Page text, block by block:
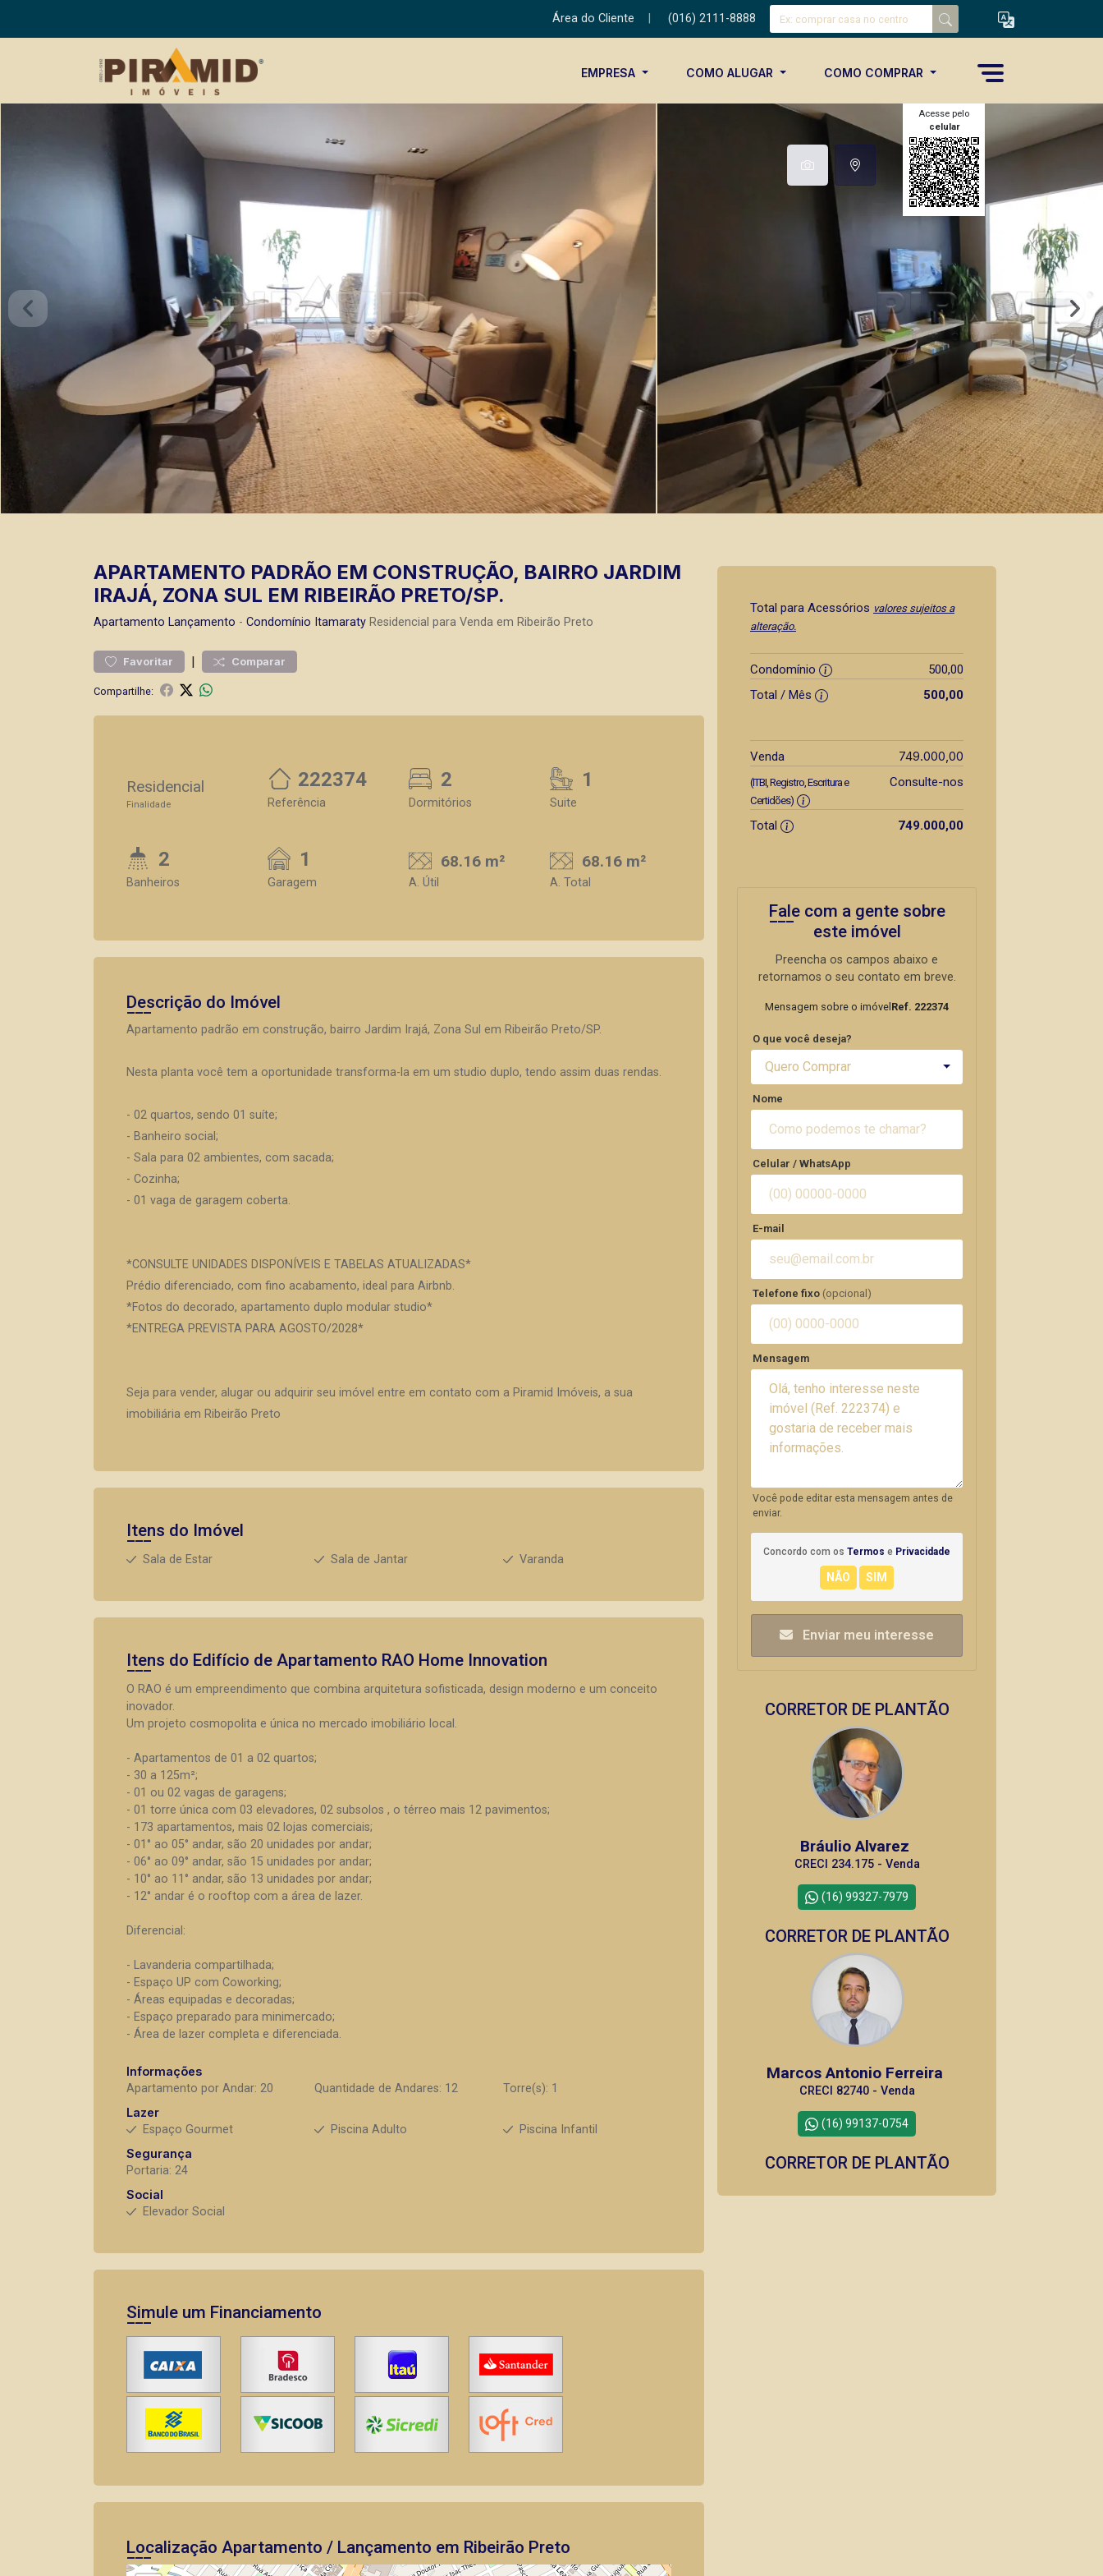
Área do Cliente (016) 2111-8888
EMPRESA COMO ALUGAR COMO COMPRAR
Acesse pelo
celular
APARTAMENTO PADRÃO EM CONSTRUÇÃO, BAIRRO JARDIM
IRAJÁ, ZONA SUL EM RIBEIRÃO PRETO/SP.
Apartamento Lançamento - Condomínio Itamaraty Residencial para Venda em Ribeirão Preto
Favoritar | Comparar
Compartilhe:
Residencial
Finalidade
222374
Referência
2
Dormitórios
1
Suite
2
Banheiros
1
Garagem
68.16 m²
A. Útil
68.16 m²
A. Total
Descrição do Imóvel
Apartamento padrão em construção, bairro Jardim Irajá, Zona Sul em Ribeirão Preto/SP.
Nesta planta você tem a oportunidade transforma-la em um studio duplo, tendo assim duas rendas.
- 02 quartos, sendo 01 suíte;
- Banheiro social;
- Sala para 02 ambientes, com sacada;
- Cozinha;
- 01 vaga de garagem coberta.
*CONSULTE UNIDADES DISPONÍVEIS E TABELAS ATUALIZADAS*
Prédio diferenciado, com fino acabamento, ideal para Airbnb.
*Fotos do decorado, apartamento duplo modular studio*
*ENTREGA PREVISTA PARA AGOSTO/2028*
Seja para vender, alugar ou adquirir seu imóvel entre em contato com a Piramid Imóveis, a sua
imobiliária em Ribeirão Preto
Itens do Imóvel
Sala de Estar Sala de Jantar Varanda
Itens do Edifício de Apartamento RAO Home Innovation
O RAO é um empreendimento que combina arquitetura sofisticada, design moderno e um conceito
inovador.
Um projeto cosmopolita e única no mercado imobiliário local.
- Apartamentos de 01 a 02 quartos;
- 30 a 125m²;
- 01 ou 02 vagas de garagens;
- 01 torre única com 03 elevadores, 02 subsolos , o térreo mais 12 pavimentos;
- 173 apartamentos, mais 02 lojas comerciais;
- 01° ao 05° andar, são 20 unidades por andar;
- 06° ao 09° andar, são 15 unidades por andar;
- 10° ao 11° andar, são 13 unidades por andar;
- 12° andar é o rooftop com a área de lazer.
Diferencial:
- Lavanderia compartilhada;
- Espaço UP com Coworking;
- Áreas equipadas e decoradas;
- Espaço preparado para minimercado;
- Área de lazer completa e diferenciada.
Informações
Apartamento por Andar: 20
Quantidade de Andares: 12
Torre(s): 1
Lazer
Espaço Gourmet
Piscina Adulto
Piscina Infantil
Segurança
Portaria: 24
Social
Elevador Social
Simule um Financiamento
Localização Apartamento / Lançamento em Ribeirão Preto
Total para Acessórios valores sujeitos a
alteração.
Condomínio
500,00
Total / Mês
500,00
Venda 749.000,00
(ITBI, Registro, Escritura e
Certidões)
Consulte-nos
Total 749.000,00
Fale com a gente sobre
este imóvel
Preencha os campos abaixo e
retornamos o seu contato em breve.
Mensagem sobre o imóvel Ref. 222374
O que você deseja?
Quero Comprar
Nome
Celular / WhatsApp
E-mail
Telefone fixo (opcional)
Mensagem
Você pode editar esta mensagem antes de
enviar.
Concordo com os Termos e Privacidade
Enviar meu interesse
CORRETOR DE PLANTÃO
Bráulio Alvarez
CRECI 234.175 - Venda
(16) 99327-7979
CORRETOR DE PLANTÃO
Marcos Antonio Ferreira
CRECI 82740 - Venda
(16) 99137-0754
CORRETOR DE PLANTÃO